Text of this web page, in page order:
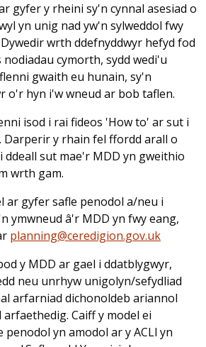
gyfer y rheini sy'n cynnal asesiad o
yn unig nad yw'n sylweddol fwy
wrth ddefnyddwyr hefyd fod
nodiadau cymorth, sydd wedi'u
gwaith eu hunain, sy'n
o'r hyn i'w wneud ar bob taflen.
isod i rai fideos 'How to' ar sut i
Darperir y rhain fel ffordd arall o
sut mae'r MDD yn gweithio
wrth gam.
ar gyfer safle penodol a/neu i
ymwneud â'r MDD yn fwy eang,
planning@ceredigion.gov.uk
y MDD ar gael i ddatblygwyr,
neu unrhyw unigolyn/sefydliad
arfarniad dichonoldeb ariannol
arfaethedig. Caiff y model ei
penodol yn amodol ar y ACLl yn